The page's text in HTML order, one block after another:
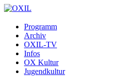
Programm
Archiv
OXIL-TV
Infos
OX Kultur
Jugendkultur